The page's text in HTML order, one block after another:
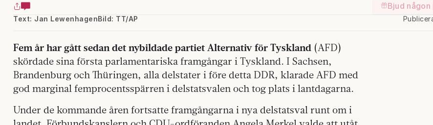
Bjud
Text: Jan LewenhagenBild: TT/AP
Fem år har gått sedan det nybildade partiet Alternativ för Tyskland (AFD)
skördade sina första parlamentariska framgångar i Tyskland. I Sachsen,
Brandenburg och Thüringen, alla delstater i före detta DDR, klarade AFD med
god marginal femprocentsspärren i delstatsvalen och tog plats i lantdagarna.
Under de kommande åren fortsatte framgångarna i nya delstatsval runt om i